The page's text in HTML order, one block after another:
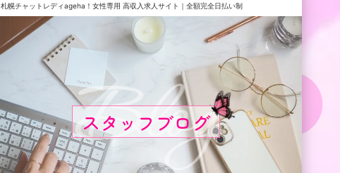
札幌チャットレディageha！女性専用 高収入求人サイト ｜ 全額完全日払い制
スタッフブログ
Blog